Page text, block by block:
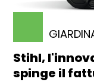
Stihl,
spinge il